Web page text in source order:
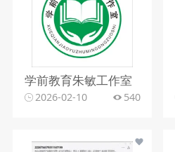
学前教育朱敏工作室
2026-02-10 540